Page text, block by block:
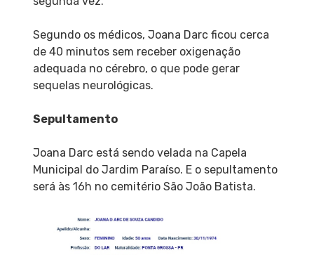
Segundo os médicos, Joana Darc ficou cerca
de 40 minutos sem receber oxigenação
adequada no cérebro, o que pode gerar
sequelas neurológicas.
Sepultamento
Joana Darc está sendo velada na Capela
Municipal do Jardim Paraíso. E o sepultamento
será às 16h no cemitério São João Batista.